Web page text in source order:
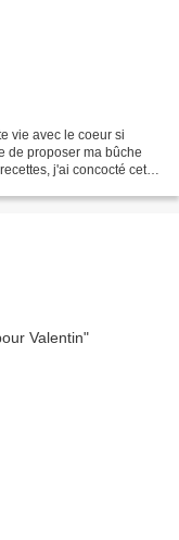
vie avec le coeur si
de proposer ma bûche
j'ai concocté cette